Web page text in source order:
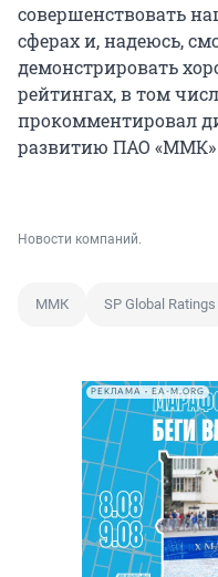
совершенствовать
сферах и, надеюсь,
демонстрировать
рейтингах, в том
прокомментировал
развитию ПАО «ММК»
Новости компаний.
ММК SP Global Ratings
РЕКЛАМА • EA-M.ORG